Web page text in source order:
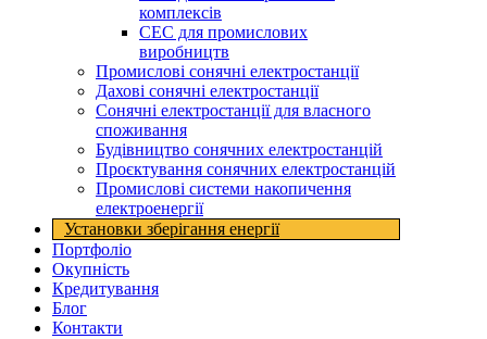
комплексів
СЕС для промислових
виробництв
Промислові сонячні електростанції
Дахові сонячні електростанції
Сонячні електростанції для власного
споживання
Будівництво сонячних електростанцій
Проєктування сонячних електростанцій
Промислові системи накопичення
електроенергії
Установки зберігання енергії​
Портфоліо
Окупність
Кредитування
Блог
Контакти